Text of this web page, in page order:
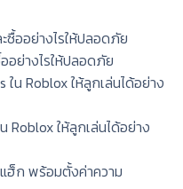
ออย่างไรให้ปลอดภัย
Roblox ให้ลูกเล่นได้อย่าง